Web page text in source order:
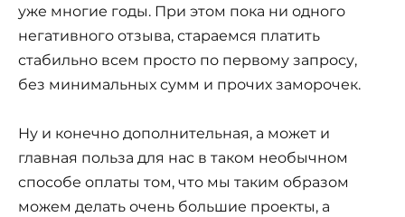
уже многие годы. При этом пока ни одного
негативного отзыва, стараемся платить
стабильно всем просто по первому запросу,
без минимальных сумм и прочих заморочек.
Ну и конечно дополнительная, а может и
главная польза для нас в таком необычном
способе оплаты том, что мы таким образом
можем делать очень большие проекты, а